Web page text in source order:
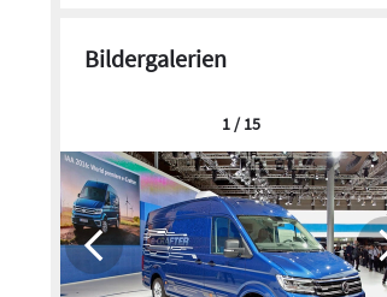
Bildergalerien
1 / 15